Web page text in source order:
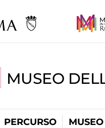
MUSEO
PERCURSO